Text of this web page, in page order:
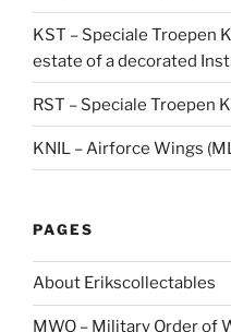
KST – Speciale Troepen
estate of a decorated
RST – Speciale Troepen
KNIL – Airforce Wings
PAGES
About Erikscollectables
MWO – Military Order of